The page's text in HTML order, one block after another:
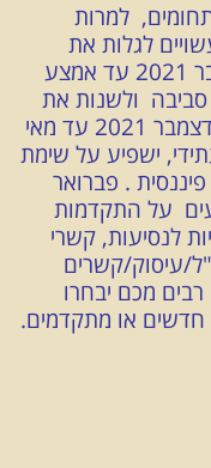
למרות
לגלות את
העמידות שלכם. כבר מאמצע נובמבר 2021 עד אמצע
סביבה ולשנות את
האווירה בחייכם. מעבר כוכב צדק בדצמבר 2021 עד מאי
ישפיע על שימת
. פברואר
המצביעים על התקדמות
2022 הזדמנויות לנסיעות, קשרי
עיסוק/קשרים
ללוות אתכם עד מאי 2023. רבים מכם יבחרו
חדשים או מתקדמים.